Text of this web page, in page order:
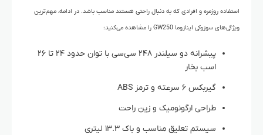
استفاده روزمره و افرادی که به دنبال راحتی هستند مناسب باشد. در ادامه، مهم‌ترین
ویژگی‌های سوزوکی اینازوما GW250 را مشاهده می‌کنید:
پیشرانه دو سیلندر ۲۴۸ سی‌سی با توان حدود ۲۴ تا ۲۶
اسب بخار
گیربکس ۶ سرعته و ترمز ABS
طراحی ارگونومیک و زین راحت
سیستم تعلیق مناسب و باک ۱۳.۳ لیتری